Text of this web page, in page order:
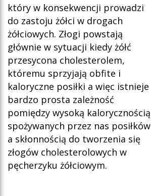
który w konsekwencji prowadzi
do zastoju żółci w drogach
żółciowych. Złogi powstają
głównie w sytuacji kiedy żółć
przesycona cholesterolem,
któremu sprzyjają obfite i
kaloryczne posiłki a więc istnieje
bardzo prosta zależność
pomiędzy wysoką kalorycznością
spożywanych przez nas posiłków
a skłonnością do tworzenia się
złogów cholesterolowych w
pęcherzyku żółciowym.